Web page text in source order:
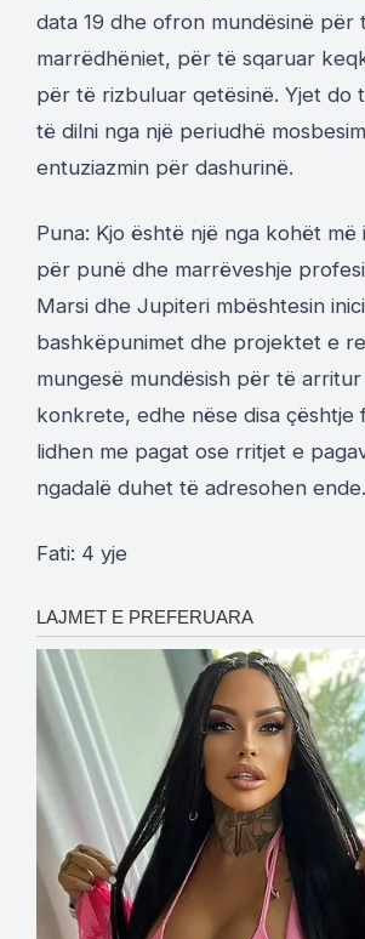
data 19 dhe ofron mundësinë për
marrëdhëniet, për të sqaruar
për të rizbuluar qetësinë. Yjet do
të dilni nga një periudhë
entuziazmin për dashurinë.
Puna: Kjo është një nga kohët
për punë dhe marrëveshje
Marsi dhe Jupiteri mbështesin
bashkëpunimet dhe projektet e
mungesë mundësish për të
konkrete, edhe nëse disa çështje
lidhen me pagat ose rritjet e
ngadalë duhet të adresohen ende.
Fati: 4 yje